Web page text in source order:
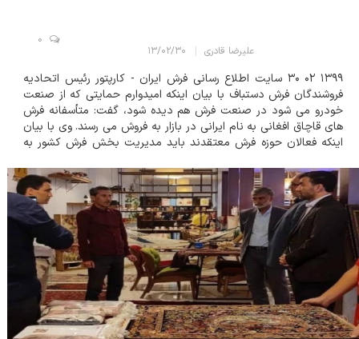
علیرضا قادری ۱۳/۰۲/۳۰
0
۱۳۹۹ ۰۲ ۳۰ سایت اطلاع رسانی فرش ایران - کارپتور رئيس اتحاديه
فروشندگان فرش دستباف با بيان اينکه اميدوارم حمايتي که از صنعت
خودرو مي شود در صنعت فرش هم ديده شود، گفت: متأسفانه فرش
هاي قاچاق افغانی به نام ايرانی در بازار به فروش می رسند. وي با بيان
اينکه فعالان حوزه فرش معتقدند بايد مديريت بخش فرش کشور به
سياست گذاری فرش انتخاب می ش...